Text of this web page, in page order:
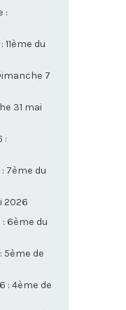
:
du
7
31 mai
:
7ème du
2026
6ème du
5ème de
: 4ème de